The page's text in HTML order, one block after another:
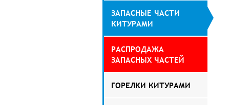
ЗАПАСНЫЕ ЧАСТИ
КИТУРАМИ
РАСПРОДАЖА
ЗАПАСНЫХ ЧАСТЕЙ
ГОРЕЛКИ КИТУРАМИ